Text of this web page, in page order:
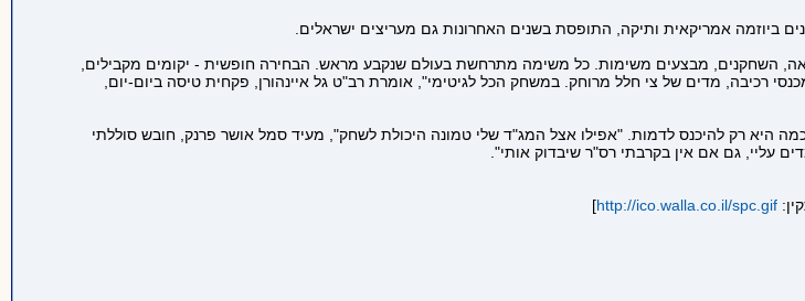
השחקנים, מבצעים משימות. כל משימה מתרחשת בעולם שנקבע מראש. הבחירה חופשית - יקומים מקבילים,
רכיבה, מדים של צי חלל מרוחק. במשחק הכל לגיטימי", אומרת רב"ט גל איינהורן, פקחית טיסה ביום-יום,
היא רק להיכנס לדמות. "אפילו אצל המג"ד שלי טמונה היכולת לשחק", מעיד סמל אושר פרנק, חובש סוללתי
עליי, גם אם אין בקרבתי רס"ר שיבדוק אותי".
http://ico.walla.co.il/spc.gif
]